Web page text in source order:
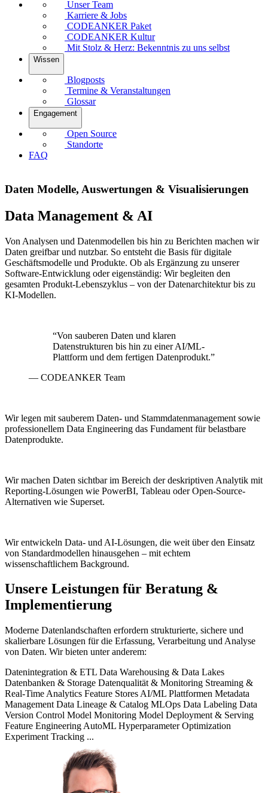
Unser Team
Karriere & Jobs
CODEANKER Paket
CODEANKER Kultur
Mit Stolz & Herz: Bekenntnis zu uns selbst
Wissen
Blogposts
Termine & Veranstaltungen
Glossar
Engagement
Open Source
Standorte
FAQ
Daten Modelle, Auswertungen & Visualisierungen
Data Management & AI
Von Analysen und Datenmodellen bis hin zu Berichten machen wir
Daten greifbar und nutzbar. So entsteht die Basis für digitale
Geschäftsmodelle und Produkte. Ob als Ergänzung zu unserer
Software-Entwicklung oder eigenständig: Wir begleiten den
gesamten Produkt-Lebenszyklus – von der Datenarchitektur bis zu
KI-Modellen.
“Von sauberen Daten und klaren
Datenstrukturen bis hin zu einer AI/ML-
Plattform und dem fertigen Datenprodukt.”
— CODEANKER Team
Wir legen mit sauberem Daten- und Stammdatenmanagement sowie
professionellem Data Engineering das Fundament für belastbare
Datenprodukte.
Wir machen Daten sichtbar im Bereich der deskriptiven Analytik mit
Reporting-Lösungen wie PowerBI, Tableau oder Open-Source-
Alternativen wie Superset.
Wir entwickeln Data- und AI-Lösungen, die weit über den Einsatz
von Standardmodellen hinausgehen – mit echtem
wissenschaftlichem Background.
Unsere Leistungen für Beratung &
Implementierung
Moderne Datenlandschaften erfordern strukturierte, sichere und
skalierbare Lösungen für die Erfassung, Verarbeitung und Analyse
von Daten. Wir bieten unter anderem:
Datenintegration & ETL Data Warehousing & Data Lakes
Datenbanken & Storage Datenqualität & Monitoring Streaming &
Real-Time Analytics Feature Stores AI/ML Plattformen Metadata
Management Data Lineage & Catalog MLOps Data Labeling Data
Version Control Model Monitoring Model Deployment & Serving
Feature Engineering AutoML Hyperparameter Optimization
Experiment Tracking ...